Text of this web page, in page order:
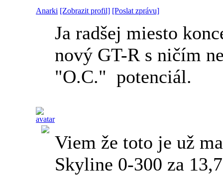
Anarki [Zobrazit profil] [Poslat zprávu]
Ja radšej miesto
nový GT-R s ničím
"O.C." potenciál.
Viem že toto je už
Skyline 0-300 za